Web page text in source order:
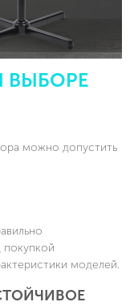
ВЫБОРЕ
можно допустить
покупкой
моделей.